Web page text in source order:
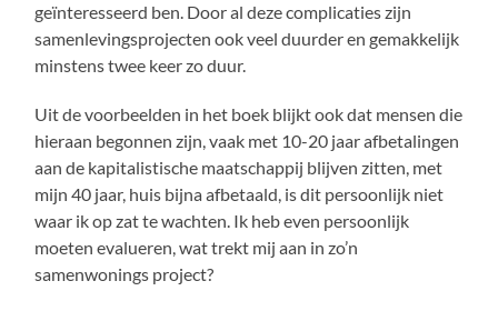
geïnteresseerd ben. Door al deze complicaties zijn
samenlevingsprojecten ook veel duurder en gemakkelijk
minstens twee keer zo duur.
Uit de voorbeelden in het boek blijkt ook dat mensen die
hieraan begonnen zijn, vaak met 10-20 jaar afbetalingen
aan de kapitalistische maatschappij blijven zitten, met
mijn 40 jaar, huis bijna afbetaald, is dit persoonlijk niet
waar ik op zat te wachten. Ik heb even persoonlijk
moeten evalueren, wat trekt mij aan in zo’n
samenwonings project?